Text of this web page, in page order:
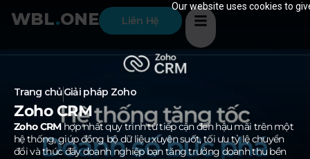
Our website uses cookies to
WBL.ONE Liên Hệ
Trang chủGiải pháp Zoho
Zoho CRM
Zoho CRMhợp nhất quy trình từ tiếp cận đến hậu mãi trên một
hệ thống, giúp đồng bộ dữ liệu xuyên suốt, tối ưu tỷ lệ chuyển
đổi và thúc đẩy doanh nghiệp bạn tăng trưởng doanh thu bền